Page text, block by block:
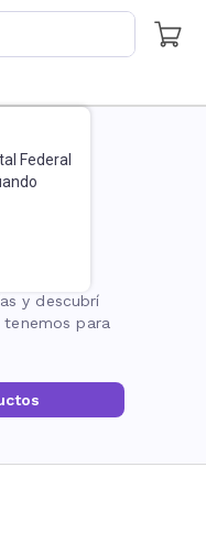
Federal
y descubrí
para